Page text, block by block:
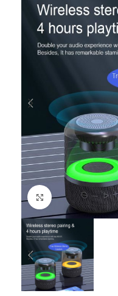
Click to enlarge